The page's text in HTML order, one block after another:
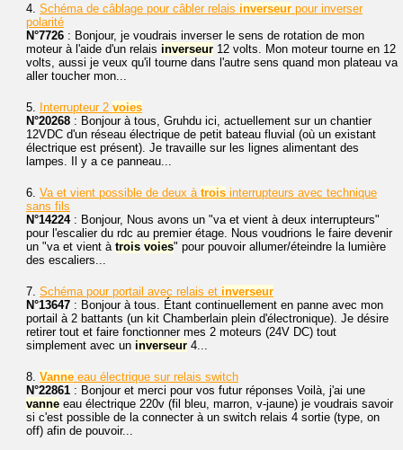
4. Schéma de câblage pour câbler relais inverseur pour inverser
polarité
N°7726 : Bonjour, je voudrais inverser le sens de rotation de mon
moteur à l'aide d'un relais inverseur 12 volts. Mon moteur tourne en 12
volts, aussi je veux qu'il tourne dans l'autre sens quand mon plateau va
aller toucher mon...
5. Interrupteur 2 voies
N°20268 : Bonjour à tous, Gruhdu ici, actuellement sur un chantier
12VDC d'un réseau électrique de petit bateau fluvial (où un existant
électrique est présent). Je travaille sur les lignes alimentant des
lampes. Il y a ce panneau...
6. Va et vient possible de deux à trois interrupteurs avec technique
sans fils
N°14224: Bonjour, Nous avons un "va et vient à deux interrupteurs"
pour l'escalier du rdc au premier étage. Nous voudrions le faire devenir
un "va et vient à trois voies" pour pouvoir allumer/éteindre la lumière
des escaliers...
7. Schéma pour portail avec relais et inverseur
N°13647 : Bonjour à tous. Étant continuellement en panne avec mon
portail à 2 battants (un kit Chamberlain plein d'électronique). Je désire
retirer tout et faire fonctionner mes 2 moteurs (24V DC) tout
simplement avec un inverseur 4...
8. Vanne eau électrique sur relais switch
N°22861 : Bonjour et merci pour vos futur réponses Voilà, j'ai une
vanne eau électrique 220v (fil bleu, marron, v-jaune) je voudrais savoir
si c'est possible de la connecter à un switch relais 4 sortie (type, on
off) afin de pouvoir...